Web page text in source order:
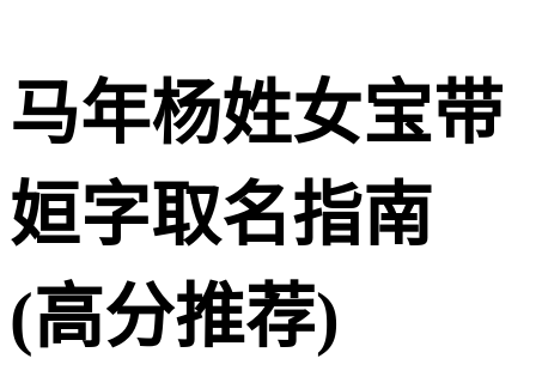
马年杨姓女宝带
姮字取名指南
(高分推荐)